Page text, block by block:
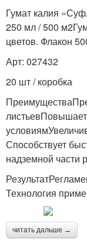
Гумат калия
250 мл / 500
цветов. Флакон
Арт: 027432
20 шт / коробка
Способствует
надземной части
Технология
читать дальше →